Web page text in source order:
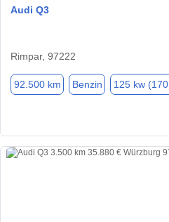
Audi Q3
Rimpar, 97222
92.500 km Benzin 125 kw